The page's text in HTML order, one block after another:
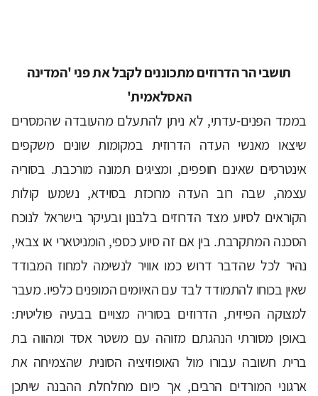
תושבי הר הדרוזים מתכוננים לקבל את פני 'המדינה
האסלאמית'
בממד הפנים-עדתי, לא ניתן להתעלם מהעובדה שהמסרים
שיצאו מאנשי העדה הדרוזית במקומות שונים משקפים
אינטרסים שאינם חופפים, ומציגים תמונה מורכבת. בסוריה
עצמה, שבה רוב העדה מרוכזת בסוידא, נשמעו קולות
הקוראים לסיוע מצד הדרוזים בלבנון ובעיקר בישראל לנוכח
הסכנה המתקרבת. בין אם זה סיוע כספי, הומניטארי או צבאי,
נהיר לכל שהדבר דרוש כמו אוויר לנשימה למחוז המבודד
שאין בכוחו להתמודד לבד עם האיומים המופנים כלפיו. מעבר
למצוקה הפיזית, הדרוזים בסוריה מצויים בבעיה פוליטית:
באופן מסורתי הנהגתם מזוהה עם משטר אסד ומהווה בת
ברית חשובה עבורו מול האופוזיציה הסונית שהצמיחה את
ארגוני המורדים הרבים, אך כיום מחלחלת ההבנה שיתכן